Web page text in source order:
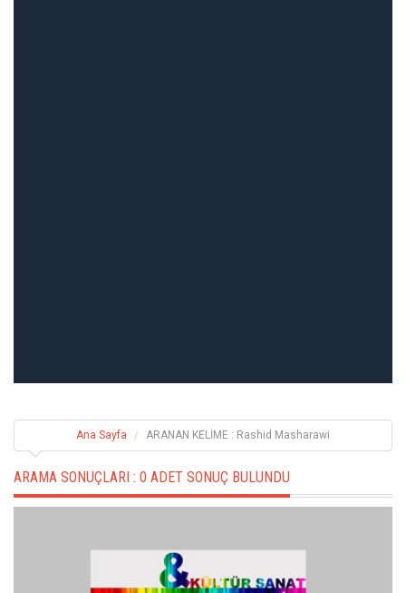
Ana Sayfa ARANAN KELİME : Rashid Masharawi
ARAMA SONUÇLARI : 0 ADET SONUÇ BULUNDU